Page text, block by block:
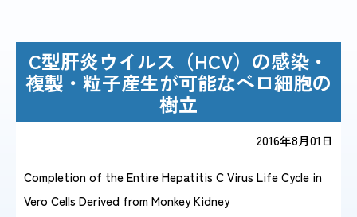
国際協力・
人材育成関係
C型肝炎ウイルス（HCV）の感染・
複製・粒子産生が可能なベロ細胞の
樹立
2016年8月01日
Completion of the Entire Hepatitis C Virus Life Cycle in
Vero Cells Derived from Monkey Kidney